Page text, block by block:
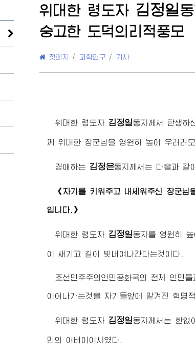
위대한 령도자 김정일동
숭고한 도덕의리적풍모
첫페지 / 과학연구 / 기사
위대한 령도자 김정일동지 께서 탄생하
께 위대한 장군님 을 영원히 높이 우러러
경애하는 김정은동지 께서는 다음과 같
《자기를 키워주고 내세워주신 장군님
입니다.》
위대한 령도자 김정일동지 를 영원히 높
이 새기고 길이 빛내여나간다는것이다.
조선민주주의인민공화국의 전체 인민
이어나가는것을 자기들앞에 맡겨진 혁명
위대한 령도자 김정일동지 께서는 한없
민의 어버이이시였다.